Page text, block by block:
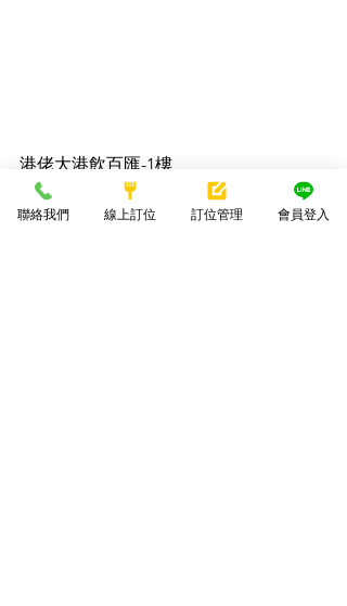
港佬大港飲百匯-1樓
主廚功夫菜、燒臘、經典片皮鴨、煲
飯、各式港點
聯絡我們 線上訂位 訂位管理 會員登入